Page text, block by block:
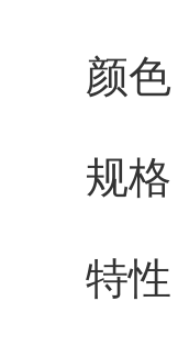
颜色：
规格：
特性